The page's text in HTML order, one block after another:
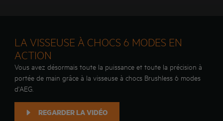
LA VISSEUSE À CHOCS 6 MODES EN
ACTION
Vous avez désormais toute la puissance et toute la précision à
portée de main grâce à la visseuse à chocs Brushless 6 modes
d'AEG.
REGARDER LA VIDÉO